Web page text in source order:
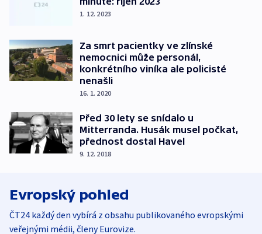
1. 12. 2023
Za smrt pacientky ve zlínské
nemocnici může personál,
konkrétního viníka ale policisté
nenašli
16. 1. 2020
Před 30 lety se snídalo u
Mitterranda. Husák musel počkat,
přednost dostal Havel
9. 12. 2018
Evropský pohled
ČT24 každý den vybírá z obsahu publikovaného evropskými
veřejnými médii, členy Eurovize.